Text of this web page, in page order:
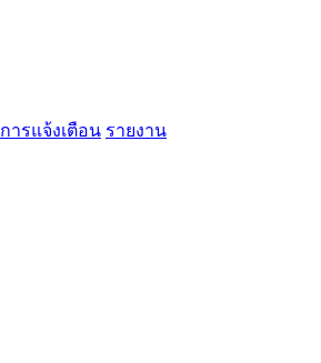
การแจ้งเตือน รายงาน